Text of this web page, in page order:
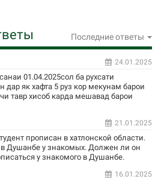
Последние ответы
24.01.2025
01.04.2025сол ба рухсати
як хафта 5 руз кор мекунам барои
тавр хисоб карда мешавад барои
21.01.2025
прописан в хатлонской области.
Душанбе у знакомых. Должен ли он
у знакомого в Душанбе.
16.01.2025